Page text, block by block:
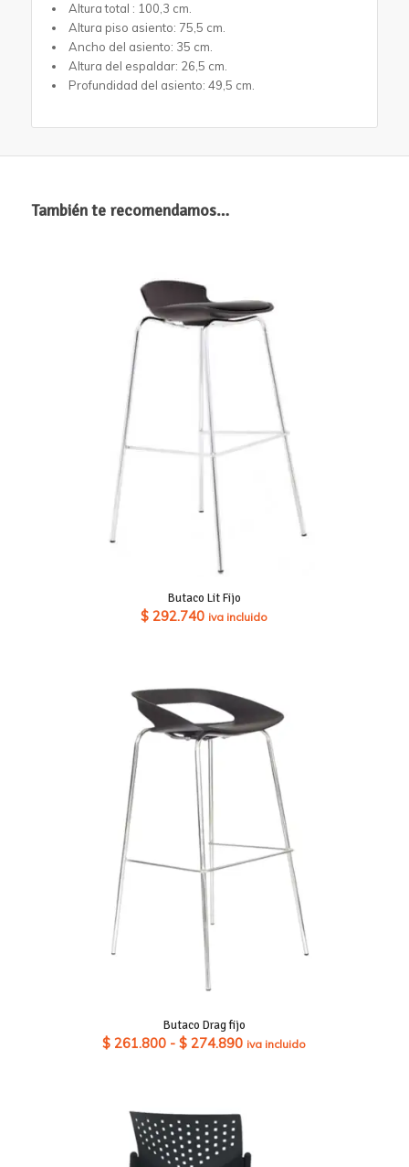
Altura total : 100,3 cm.
Altura piso asiento: 75,5 cm.
Ancho del asiento: 35 cm.
Altura del espaldar: 26,5 cm.
Profundidad del asiento: 49,5 cm.
También te recomendamos…
Butaco Lit Fijo
$ 292.740 iva incluido
Butaco Drag fijo
$ 261.800 - $ 274.890Rango
$ 261.800
hasta
iva incluido